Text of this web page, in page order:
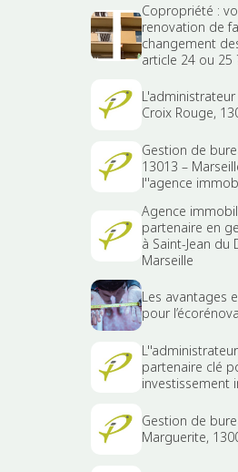
Copropriété :
renovation de
changement
article 24 ou 25
Croix Rouge,
Gestion de
13013 –
l''agence
Agence
partenaire en
à Saint-Jean du
Marseille
Les avantages
pour
partenaire clé
investissement
Gestion de
Marguerite,